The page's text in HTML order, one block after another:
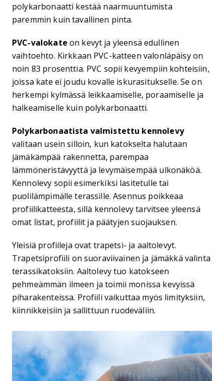
polykarbonaatti kestää naarmuuntumista
paremmin kuin tavallinen pinta.
PVC-valokate on kevyt ja yleensä edullinen
vaihtoehto. Kirkkaan PVC-katteen valonläpäisy on
noin 83 prosenttia. PVC sopii kevyempiin kohteisiin,
joissa kate ei joudu kovalle iskurasitukselle. Se on
herkempi kylmässä leikkaamiselle, poraamiselle ja
halkeamiselle kuin polykarbonaatti.
Polykarbonaatista valmistettu kennolevy
valitaan usein silloin, kun katokselta halutaan
jämäkämpää rakennetta, parempaa
lämmöneristävyyttä ja levymäisempää ulkonäköä.
Kennolevy sopii esimerkiksi lasitetulle tai
puolilämpimälle terassille. Asennus poikkeaa
profiilikatteesta, sillä kennolevy tarvitsee yleensä
omat listat, profiilit ja päätyjen suojauksen.
Yleisiä profiileja ovat trapetsi- ja aaltolevyt.
Trapetsiprofiili on suoraviivainen ja jämäkkä valinta
terassikatoksiin. Aaltolevy tuo katokseen
pehmeämmän ilmeen ja toimii monissa kevyissä
piharakenteissa. Profiili vaikuttaa myös limityksiin,
kiinnikkeisiin ja sallittuun ruodeväliin.